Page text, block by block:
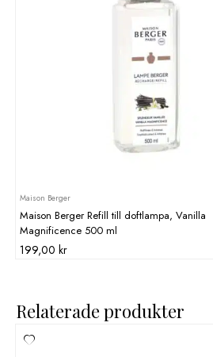
Maison Berger
Maison Berger Refill till doftlampa, Vanilla
Magnificence 500 ml
199,00 kr
Relaterade produkter